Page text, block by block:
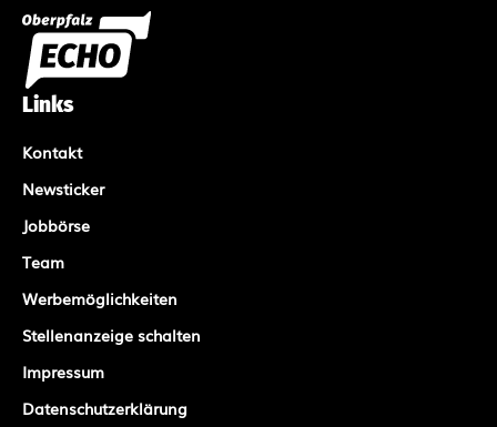
Links
Kontakt
Newsticker
Jobbörse
Team
Werbemöglichkeiten
Stellenanzeige schalten
Impressum
Datenschutzerklärung